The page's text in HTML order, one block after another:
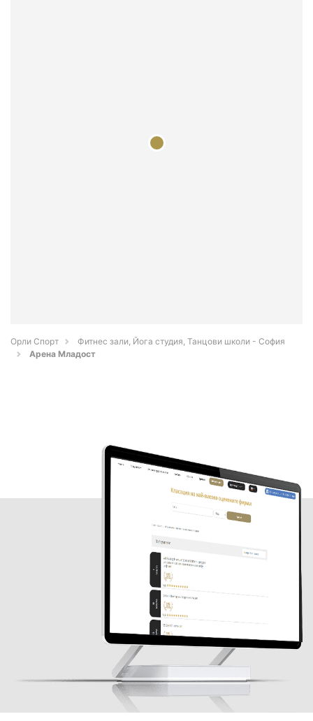
Орли Спорт
Фитнес зали, Йога студия, Танцови школи - София
Арена Младост